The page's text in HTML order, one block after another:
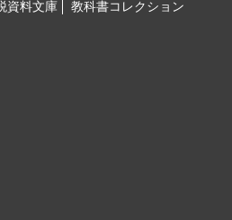
資料文庫
教科書コレクション